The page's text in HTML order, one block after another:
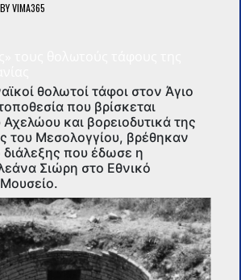
BYVIMA365
θολωτοί τάφοι στον Άγιο
που βρίσκεται
και βορειοδυτικά της
του Μεσολογγίου, βρέθηκαν
διάλεξης που έδωσε η
Σιώρη στο Εθνικό